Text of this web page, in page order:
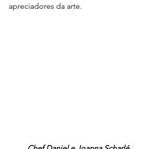
apreciadores da arte.